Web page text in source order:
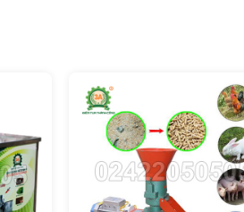
để phát triển kinh tế, mở
phải những khó khăn như: